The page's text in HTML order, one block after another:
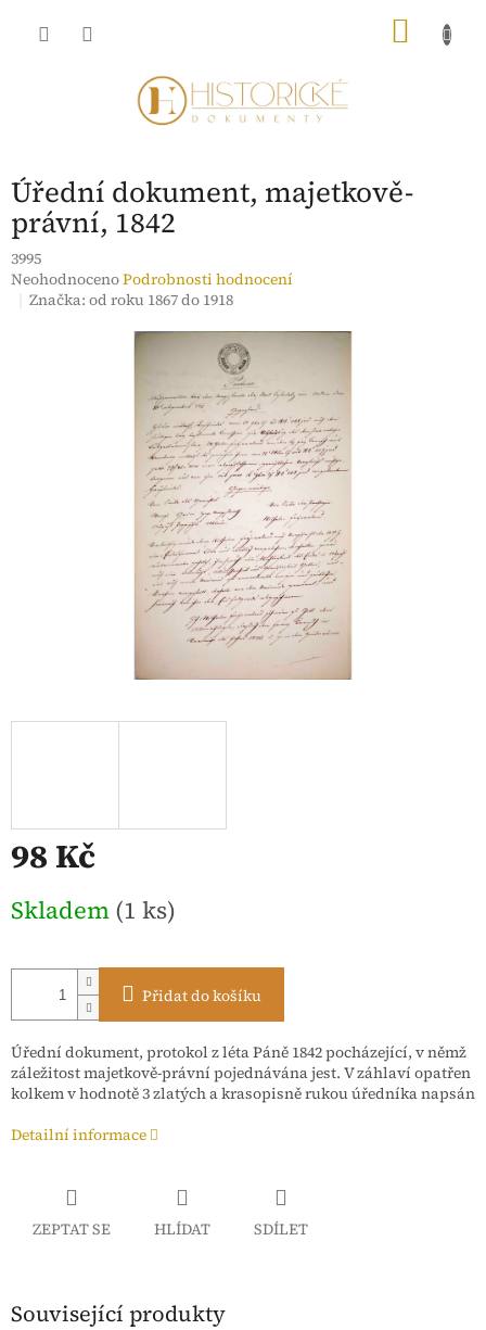
Úřední dokument, majetkově-
právní, 1842
3995
Průměrné
hodnocení
NeohodnocenoPodrobnosti hodnocení
Značka:od roku 1867 do 1918
98 Kč
cena:
Skladem (1 ks)
Přidat do košíku
Úřední dokument, protokol z léta Páně 1842 pocházející, v němž
záležitost majetkově-právní pojednávána jest. V záhlaví opatřen
kolkem v hodnotě 3 zlatých a krasopisně rukou úředníka napsán
Detailní informace
ZEPTAT SE HLÍDAT SDÍLET
Související produkty